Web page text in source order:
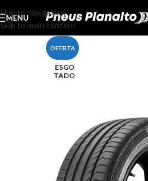
Skip to navigation
Skip to main content
MENU
OFERTA
ESGO
TADO